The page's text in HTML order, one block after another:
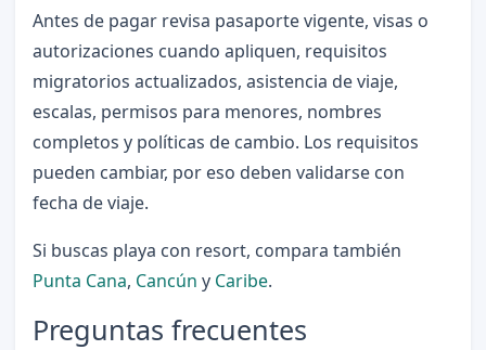
Antes de pagar revisa pasaporte vigente, visas o
autorizaciones cuando apliquen, requisitos
migratorios actualizados, asistencia de viaje,
escalas, permisos para menores, nombres
completos y políticas de cambio. Los requisitos
pueden cambiar, por eso deben validarse con
fecha de viaje.
Si buscas playa con resort, compara también
Punta Cana, Cancún y Caribe.
Preguntas frecuentes